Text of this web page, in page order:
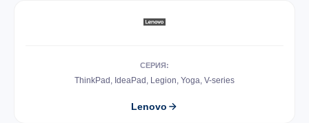
СЕРИЯ:
ThinkPad, IdeaPad, Legion, Yoga, V-series
Lenovo